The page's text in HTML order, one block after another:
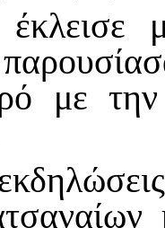
με την